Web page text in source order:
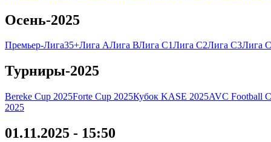
Осень-2025
Премьер-Лига35+Лига АЛига ВЛига C1Лига C2Лига C3Лига
Турниры-2025
Bereke Cup 2025Forte Cup 2025Кубок KASE 2025AVC Football
2025
01.11.2025 - 15:50